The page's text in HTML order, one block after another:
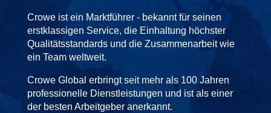
Crowe ist ein Marktführer - bekannt für seinen
erstklassigen Service, die Einhaltung höchster
Qualitätsstandards und die Zusammenarbeit wie
ein Team weltweit.
Crowe Global erbringt seit mehr als 100 Jahren
professionelle Dienstleistungen und ist als einer
der besten Arbeitgeber anerkannt.